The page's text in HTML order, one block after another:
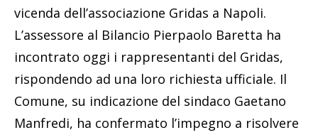
vicenda dell’associazione Gridas a Napoli.
L’assessore al Bilancio Pierpaolo Baretta ha
incontrato oggi i rappresentanti del Gridas,
rispondendo ad una loro richiesta ufficiale. Il
Comune, su indicazione del sindaco Gaetano
Manfredi, ha confermato l’impegno a risolvere